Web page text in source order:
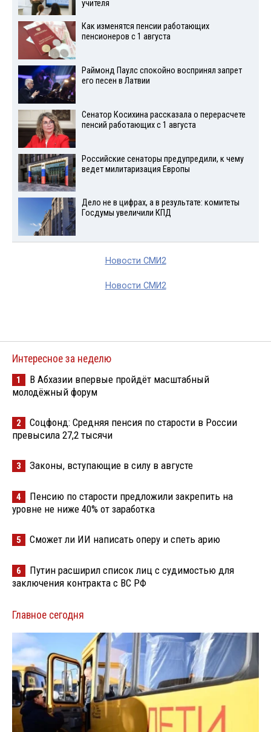
учителя
Как изменятся пенсии работающих
пенсионеров с 1 августа
Раймонд Паулс спокойно воспринял запрет
его песен в Латвии
Сенатор Косихина рассказала о перерасчете
пенсий работающих с 1 августа
Российские сенаторы предупредили, к чему
ведет милитаризация Европы
Дело не в цифрах, а в результате: комитеты
Госдумы увеличили КПД
Новости СМИ2
Новости СМИ2
Интересное за неделю
1
В Абхазии впервые пройдёт масштабный
молодёжный форум
2
Соцфонд: Средняя пенсия по старости в России
превысила 27,2 тысячи
3 Законы, вступающие в силу в августе
4
Пенсию по старости предложили закрепить на
уровне не ниже 40% от заработка
5 Сможет ли ИИ написать оперу и спеть арию
6
Путин расширил список лиц с судимостью для
заключения контракта с ВС РФ
Главное сегодня